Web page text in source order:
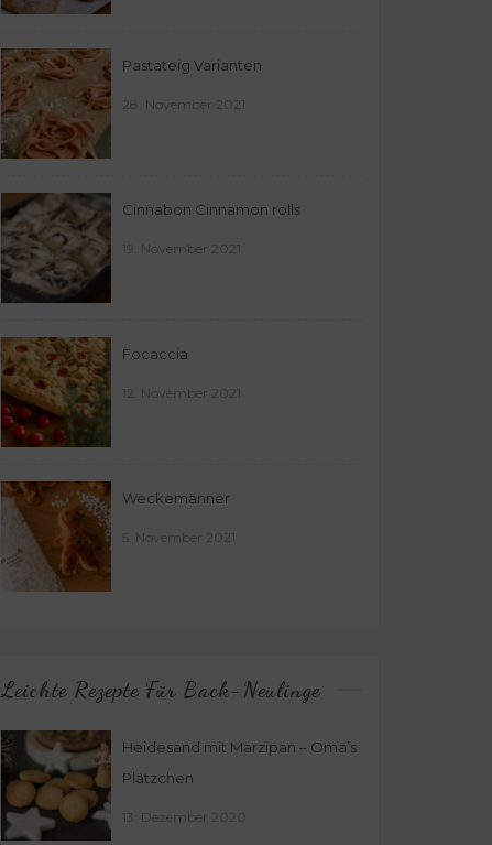
Pastateig Varianten
28. November 2021
Cinnabon Cinnamon rolls
19. November 2021
Focaccia
12. November 2021
Weckemänner
5. November 2021
Leichte Rezepte Für Back-Neulinge
Heidesand mit Marzipan – Oma’s
Plätzchen
13. Dezember 2020